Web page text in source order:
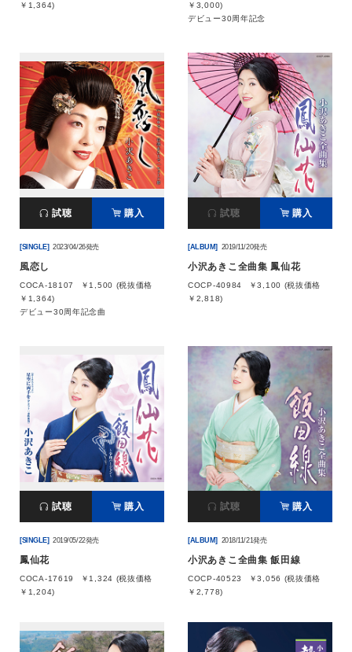
閉じる
￥1,364)
￥3,000)
デビュー30周年記念
試聴 購入
[SINGLE] 2023/04/26発売
風恋し
COCA-18107
￥1,500 (税抜価格
￥1,364)
デビュー30周年記念曲
試聴 購入
[ALBUM] 2019/11/20発売
小沢あきこ全曲集 鳳仙花
COCP-40984
￥3,100 (税抜価格
￥2,818)
試聴 購入
[SINGLE] 2019/05/22発売
鳳仙花
COCA-17619
￥1,324 (税抜価格
￥1,204)
試聴 購入
[ALBUM] 2018/11/21発売
小沢あきこ全曲集 飯田線
COCP-40523
￥3,056 (税抜価格
￥2,778)